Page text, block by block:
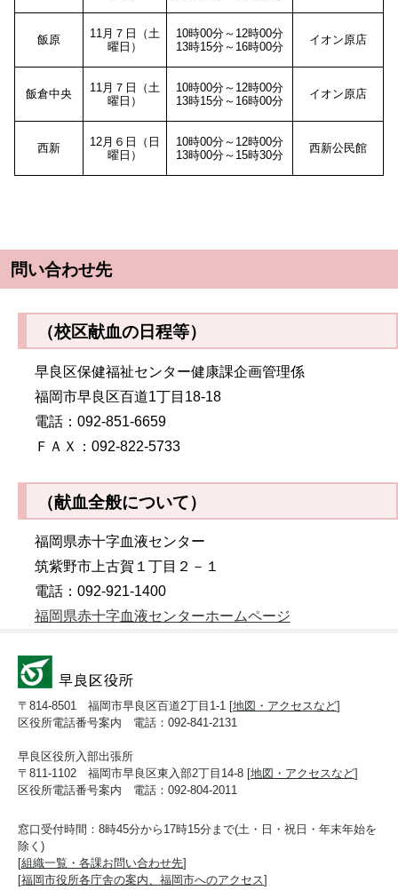
飯原
11月７日（土
曜日）
10時00分～12時00分
13時15分～16時00分
イオン原店
飯倉中央
11月７日（土
曜日）
10時00分～12時00分
13時15分～16時00分
イオン原店
西新
12月６日（日
曜日）
10時00分～12時00分
13時00分～15時30分
西新公民館
問い合わせ先
（校区献血の日程等）
早良区保健福祉センター健康課企画管理係
福岡市早良区百道1丁目18-18
電話：092-851-6659
ＦＡＸ：092-822-5733
（献血全般について）
福岡県赤十字血液センター
筑紫野市上古賀１丁目２－１
電話：092-921-1400
福岡県赤十字血液センターホームページ
〒814-8501 福岡市早良区百道2丁目1-1 [地図・アクセスなど]
区役所電話番号案内 電話：092-841-2131
早良区役所入部出張所
〒811-1102 福岡市早良区東入部2丁目14-8 [地図・アクセスなど]
区役所電話番号案内 電話：092-804-2011
窓口受付時間：8時45分から17時15分まで(土・日・祝日・年末年始を
除く)
[組織一覧・各課お問い合わせ先]
[福岡市役所各庁舎の案内、福岡市へのアクセス]